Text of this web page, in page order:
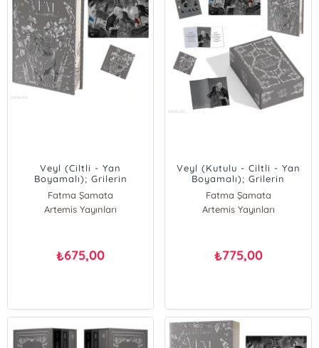
Veyl (Ciltli - Yan
Boyamalı); Grilerin
Devrimi
Fatma Şamata
Artemis Yayınları
₺675,00
Veyl (Kutulu - Ciltli - Yan
Boyamalı); Grilerin
Devrimi
Fatma Şamata
Artemis Yayınları
₺775,00